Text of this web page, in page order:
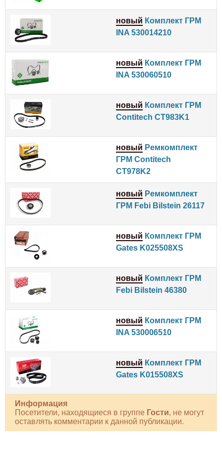
новый Комплект ГРМ
INA 530014210
новый Комплект ГРМ
INA 530060510
новый Комплект ГРМ
Contitech CT983K1
новый Ремкомплект
ГРМ Contitech
CT978K2
новый Ремкомплект
ГРМ Febi Bilstein 26117
новый Комплект ГРМ
Gates K025508XS
новый Комплект ГРМ
Febi Bilstein 46380
новый Комплект ГРМ
INA 530006510
новый Комплект ГРМ
Gates K015508XS
Информация
Посетители, находящиеся в группе Гости, не могут
оставлять комментарии к данной публикации.